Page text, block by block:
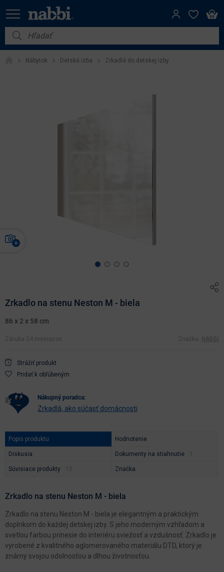
Nábytok
Vybavenie do domácnosti
Nábytok Detská izba Zrkadlá do detskej izby
Zrkadlo na stenu Neston M - biela
86 x 2 x 58 cm
Záruka 24 mesiacov Značka: NABBI
Strážiť produkt
Pridať k obľúbeným
nákupný poradca:
Zrkadlá, ako súčasť domácnosti
Popis produktu Hodnotenie
Diskusia Dokumenty na stiahnutie
Súvisiace produkty Značka
Zrkadlo na stenu Neston M - biela
Zrkadlo na stenu Neston M - biela je elegantným a praktickým
doplnkom do každej detskej izby. S jeho moderným vzhľadom a
svetlou farbou prinesie do interiéru sviežosť a vzdušnosť. Zrkadlo je
vyrobené z kvalitného aglomerovaného materiálu DTD, ktorý je
známy svojou odolnosťou a dlhou životnosťou.